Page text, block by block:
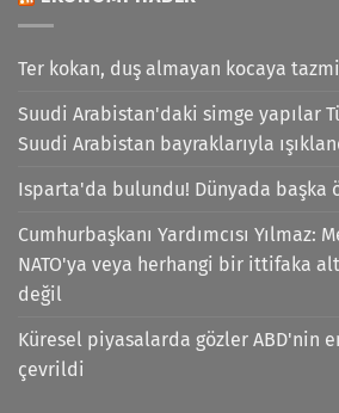
Ter kokan, duş almayan kocaya
Suudi Arabistan'daki simge yapılar
Suudi Arabistan bayraklarıyla
Isparta'da bulundu! Dünyada başka
Cumhurbaşkanı Yardımcısı Yılmaz:
NATO'ya veya herhangi bir ittifaka
değil
Küresel piyasalarda gözler ABD'nin
çevrildi